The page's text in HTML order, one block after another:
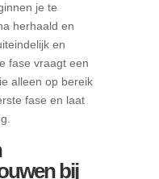
je te
herhaald en
en
fase vraagt een
alleen op bereik
fase en laat
bij